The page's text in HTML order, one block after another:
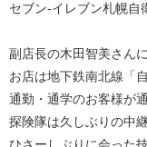
セブン‐イレブン札幌自
副店長の木田智美さん
お店は地下鉄南北線「
通勤・通学のお客様が
探険隊は久しぶりの中